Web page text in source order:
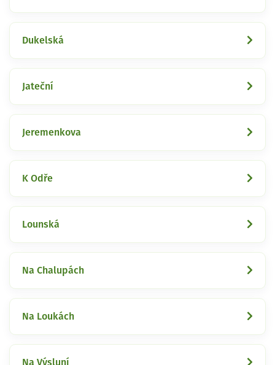
Dukelská
Jateční
Jeremenkova
K Odře
Lounská
Na Chalupách
Na Loukách
Na Výsluní